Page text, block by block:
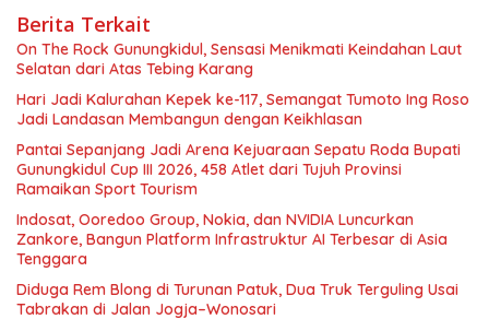
Berita Terkait
On The Rock Gunungkidul, Sensasi Menikmati Keindahan Laut
Selatan dari Atas Tebing Karang
Hari Jadi Kalurahan Kepek ke-117, Semangat Tumoto Ing Roso
Jadi Landasan Membangun dengan Keikhlasan
Pantai Sepanjang Jadi Arena Kejuaraan Sepatu Roda Bupati
Gunungkidul Cup III 2026, 458 Atlet dari Tujuh Provinsi
Ramaikan Sport Tourism
Indosat, Ooredoo Group, Nokia, dan NVIDIA Luncurkan
Zankore, Bangun Platform Infrastruktur AI Terbesar di Asia
Tenggara
Diduga Rem Blong di Turunan Patuk, Dua Truk Terguling Usai
Tabrakan di Jalan Jogja–Wonosari